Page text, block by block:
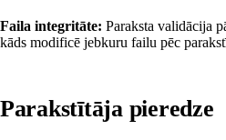
Faila integritāte: Paraksta validācija
kāds modificē jebkuru failu pēc
Parakstītāja pieredze